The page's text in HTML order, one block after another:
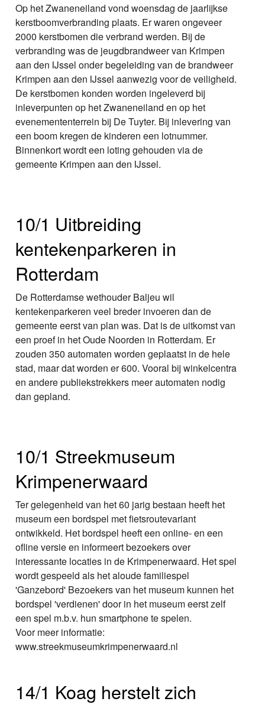
Op het Zwaneneiland vond woensdag de jaarlijkse
kerstboomverbranding plaats. Er waren ongeveer
2000 kerstbomen die verbrand werden. Bij de
verbranding was de jeugdbrandweer van Krimpen
aan den IJssel onder begeleiding van de brandweer
Krimpen aan den IJssel aanwezig voor de veiligheid.
De kerstbomen konden worden ingeleverd bij
inleverpunten op het Zwaneneiland en op het
evenemententerrein bij De Tuyter. Bij inlevering van
een boom kregen de kinderen een lotnummer.
Binnenkort wordt een loting gehouden via de
gemeente Krimpen aan den IJssel.
10/1 Uitbreiding
kentekenparkeren in
Rotterdam
De Rotterdamse wethouder Baljeu wil
kentekenparkeren veel breder invoeren dan de
gemeente eerst van plan was. Dat is de uitkomst van
een proef in het Oude Noorden in Rotterdam. Er
zouden 350 automaten worden geplaatst in de hele
stad, maar dat worden er 600. Vooral bij winkelcentra
en andere publiekstrekkers meer automaten nodig
dan gepland.
10/1 Streekmuseum
Krimpenerwaard
Ter gelegenheid van het 60 jarig bestaan heeft het
museum een bordspel met fietsroutevariant
ontwikkeld. Het bordspel heeft een online- en een
ofline versie en informeert bezoekers over
interessante locaties in de Krimpenerwaard. Het spel
wordt gespeeld als het aloude familiespel
'Ganzebord' Bezoekers van het museum kunnen het
bordspel 'verdienen' door in het museum eerst zelf
een spel m.b.v. hun smartphone te spelen.
Voor meer informatie:
www.streekmuseumkrimpenerwaard.nl
14/1 Koag herstelt zich